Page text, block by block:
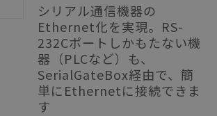
シリアル通信機器の
Ethernet化を実現。RS-
232Cポートしかもたない機
器（PLCなど）も、
SerialGateBox経由で、簡
単にEthernetに接続できま
す